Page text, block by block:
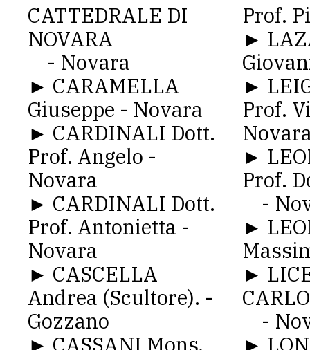
CATTEDRALE DI
NOVARA
- Novara
► CARAMELLA
Giuseppe - Novara
► CARDINALI Dott.
Prof. Angelo -
Novara
► CARDINALI Dott.
Prof. Antonietta -
Novara
► CASCELLA
Andrea (Scultore). -
Gozzano
► CASSANI Mons.
Prof.
►
►
Prof.
►
Prof.
-
►
►
-
►